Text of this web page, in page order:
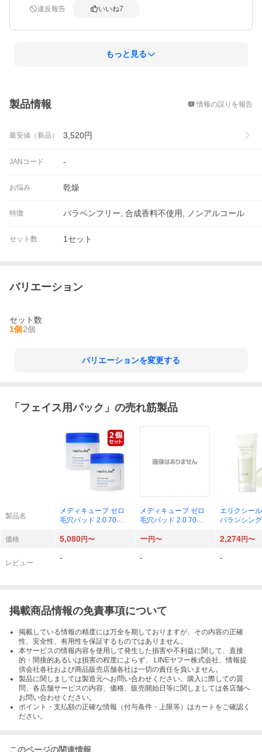
と思えるナイトマスクでした
想像よりも小さめサイズでしたが、少量でも伸びがよく肌
違反報告 いいね7
もっと見る
製品情報 情報の誤りを報告
最安値（新品） 3,520円
JANコード -
お悩み 乾燥
特徴 パラベンフリー, 合成香料不使用, ノンアルコール
セット数 1セット
バリエーション
セット数
1個2個
バリエーションを変更する
「 フェイス用パック 」の売れ筋製品
製品名
メディキューブ ゼロ
毛穴パッド 2.0 70枚
メディキューブ ゼロ
毛穴パッド 2.0 70枚
エリクシー
バランシン
価格
5,080円〜 ー円〜 2,274円〜
レビュー
- - -
掲載商品情報の免責事項について
掲載している情報の精度には万全を期しておりますが、その内容の正確
性、安全性、有用性を保証するものではありません。
本サービスの情報内容を使用して発生した損害や不利益に関して、直接
的・間接的あるいは損害の程度によらず、 LINEヤフー株式会社、情報提
供会社各社および商品販売店舗各社は一切の責任を負いません。
製品に関しましては製造元へお問い合わせください。購入に際しての質
問、各店舗サービスの内容、価格、販売開始日等に関しましては各店舗へ
お問い合わせください。
ポイント・支払額の正確な情報（付与条件・上限等）はカートをご確認く
ださい。
このページの関連情報